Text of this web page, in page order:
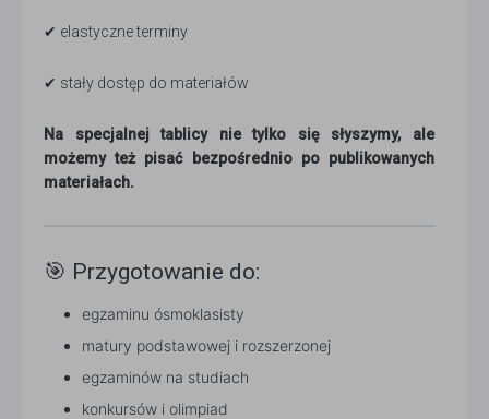
✔ elastyczne terminy
✔ stały dostęp do materiałów
Na specjalnej tablicy nie tylko się słyszymy, ale
możemy też pisać bezpośrednio po publikowanych
materiałach.
🎯 Przygotowanie do:
egzaminu ósmoklasisty
matury podstawowej i rozszerzonej
egzaminów na studiach
konkursów i olimpiad